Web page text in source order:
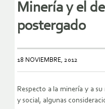
Minería y el
postergado
18 NOVIEMBRE, 2012
Respecto a la minería y a
y social, algunas